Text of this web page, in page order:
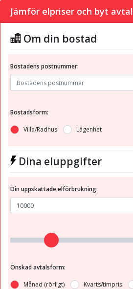
Jämför elpriser och byt avtal
Om din bostad
Bostadens postnummer:
Bostadsform:
Villa/Radhus Lägenhet
Dina eluppgifter
Din uppskattade elförbrukning:
Önskad avtalsform:
Månad (rörligt) Kvarts/timpris